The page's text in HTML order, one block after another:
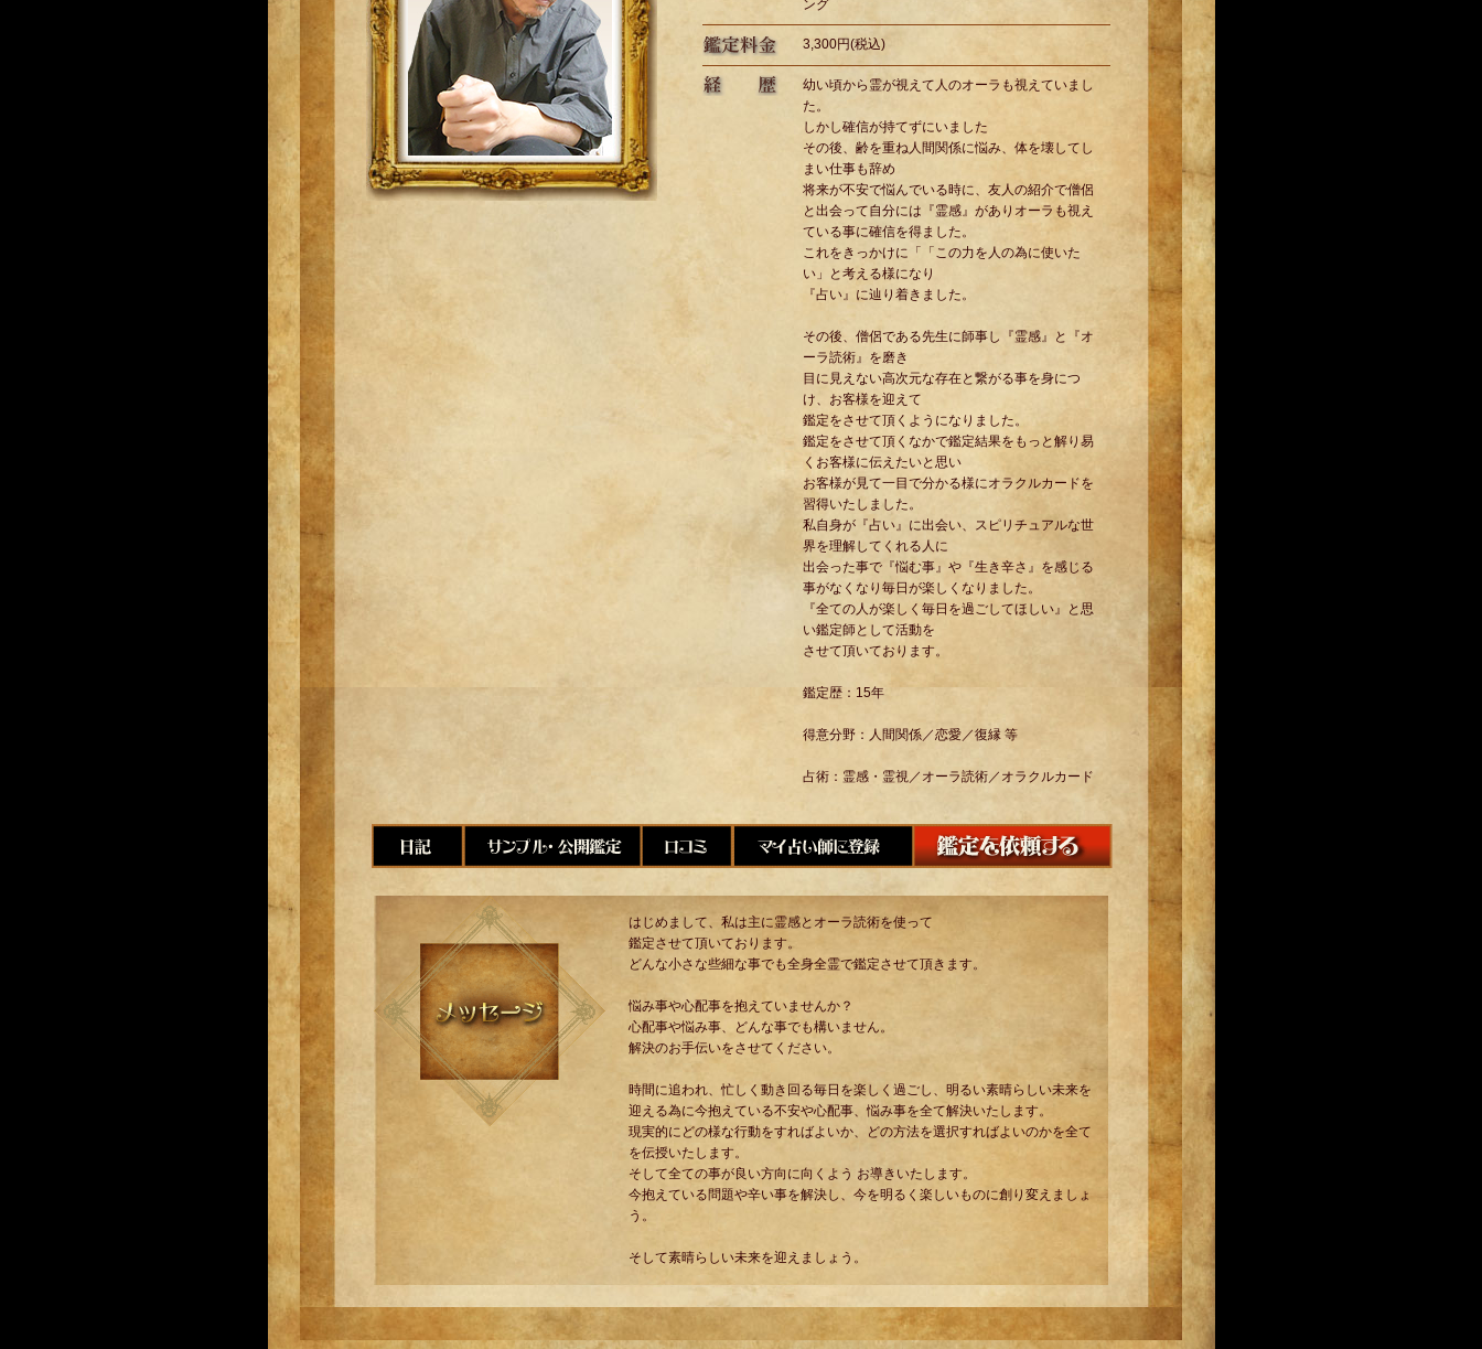
ング
3,300円(税込)
幼い頃から霊が視えて人のオーラも視えていまし
た。
しかし確信が持てずにいました
その後、齢を重ね人間関係に悩み、体を壊してし
まい仕事も辞め
将来が不安で悩んでいる時に、友人の紹介で僧侶
と出会って自分には『霊感』がありオーラも視え
ている事に確信を得ました。
これをきっかけに「「この力を人の為に使いた
い」と考える様になり
『占い』に辿り着きました。
その後、僧侶である先生に師事し『霊感』と『オ
ーラ読術』を磨き
目に見えない高次元な存在と繋がる事を身につ
け、お客様を迎えて
鑑定をさせて頂くようになりました。
鑑定をさせて頂くなかで鑑定結果をもっと解り易
くお客様に伝えたいと思い
お客様が見て一目で分かる様にオラクルカードを
習得いたしました。
私自身が『占い』に出会い、スピリチュアルな世
界を理解してくれる人に
出会った事で『悩む事』や『生き辛さ』を感じる
事がなくなり毎日が楽しくなりました。
『全ての人が楽しく毎日を過ごしてほしい』と思
い鑑定師として活動を
させて頂いております。
鑑定歴：15年
得意分野：人間関係／恋愛／復縁 等
占術：霊感・霊視／オーラ読術／オラクルカード
はじめまして、私は主に霊感とオーラ読術を使って
鑑定させて頂いております。
どんな小さな些細な事でも全身全霊で鑑定させて頂きます。
悩み事や心配事を抱えていませんか？
心配事や悩み事、どんな事でも構いません。
解決のお手伝いをさせてください。
時間に追われ、忙しく動き回る毎日を楽しく過ごし、明るい素晴らしい未来を
迎える為に今抱えている不安や心配事、悩み事を全て解決いたします。
現実的にどの様な行動をすればよいか、どの方法を選択すればよいのかを全て
を伝授いたします。
そして全ての事が良い方向に向くよう お導きいたします。
今抱えている問題や辛い事を解決し、今を明るく楽しいものに創り変えましょ
う。
そして素晴らしい未来を迎えましょう。